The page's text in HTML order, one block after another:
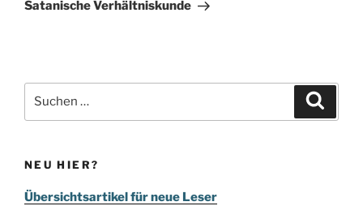
Satanische Verhältniskunde
nach:
NEU HIER?
Übersichtsartikel für neue Leser